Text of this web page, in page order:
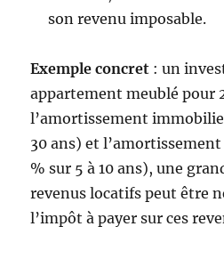
son revenu imposable.
Exemple concret : un
appartement meublé pour
l’amortissement
30 ans) et
% sur 5 à 10 ans), une
revenus locatifs peut être
l’impôt à payer sur ces